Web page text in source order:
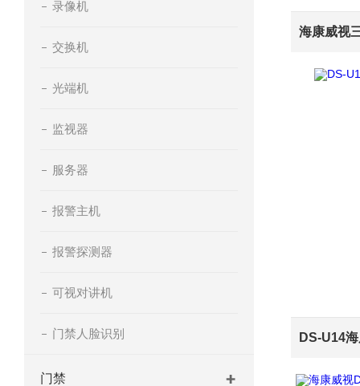
录像机
交换机
光端机
监视器
服务器
报警主机
报警探测器
可视对讲机
门禁人脸识别
门禁